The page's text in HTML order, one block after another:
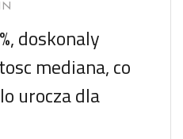
doskonaly
mediana, co
urocza dla